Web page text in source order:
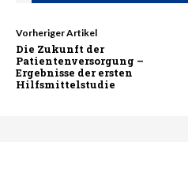
Vorheriger Artikel
Die Zukunft der
Patientenversorgung –
Ergebnisse der ersten
Hilfsmittelstudie